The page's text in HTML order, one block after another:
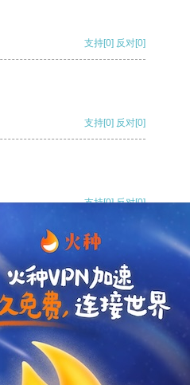
支持[0] 反对[0]
支持[0] 反对[0]
支持[0] 反对[0]
支持[0] 反对
支持